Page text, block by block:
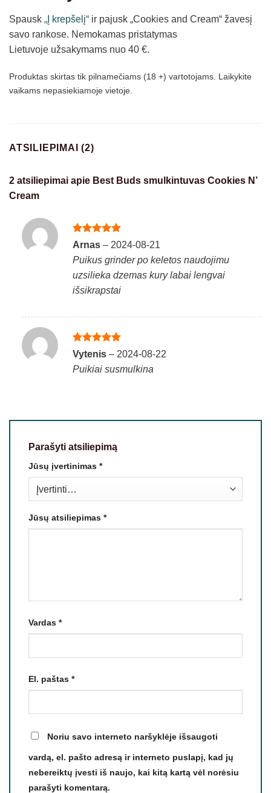
Spausk „Į krepšelį“ ir pajusk „Cookies and Cream“ žavesį
savo rankose. Nemokamas pristatymas
Lietuvoje užsakymams nuo 40 €.
Produktas skirtas tik pilnamečiams (18 +) vartotojams. Laikykite
vaikams nepasiekiamoje vietoje.
ATSILIEPIMAI (2)
2 atsiliepimai apie Best Buds smulkintuvas Cookies N’
Cream
Įvertinimas:
Arnas – 2024-08-21
Puikus grinder po keletos naudojimu
uzsilieka dzemas kury labai lengvai
išsikrapstai
Įvertinimas:
iš 5
Vytenis – 2024-08-22
Puikiai susmulkina
Parašyti atsiliepimą
Jūsų įvertinimas *
Jūsų atsiliepimas *
Vardas *
El. paštas *
Noriu savo interneto naršyklėje išsaugoti
vardą, el. pašto adresą ir interneto puslapį, kad jų
nebereiktų įvesti iš naujo, kai kitą kartą vėl norėsiu
parašyti komentarą.